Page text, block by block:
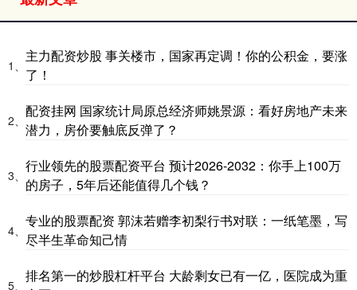
1、
主力配资炒股 事关楼市，国家再定调！你的公积金，要涨
了！
2、
配资挂网 国家统计局原总经济师姚景源：看好房地产未来
潜力，房价要触底反弹了？
3、
行业领先的股票配资平台 预计2026-2032：你手上100万
的房子，5年后还能值得几个钱？
4、
专业的股票配资 郭沫若赠李初梨行书对联：一纸笔墨，写
尽半生革命知己情
5、
排名第一的炒股杠杆平台 大龄剩女已有一亿，医院成为重